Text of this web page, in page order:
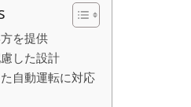
を提供
した設計
自動運転に対応